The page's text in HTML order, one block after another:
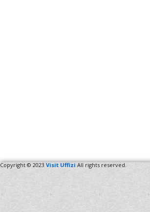
Copyright © 2023 Visit Uffizi All rights reserved.